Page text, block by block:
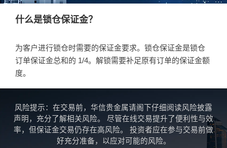
什么是锁仓保证金？
为客户进行锁仓时需要的保证金要求。锁仓保证金是锁仓
订单保证金总和的 1/4。解锁需要补足原有订单的保证金额
度。
风险提示：在交易前，华信贵金属请阁下仔细阅读风险披露
声明，充分了解相关风险。 尽管在线交易提升了便利性与效
率，但保证金交易仍存在高风险。 投资者应在参与交易前做
好充分准备，以应对可能的风险。